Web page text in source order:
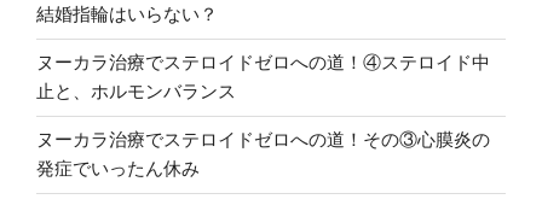
結婚指輪はいらない？
ヌーカラ治療でステロイドゼロへの道！④ステロイド中
止と、ホルモンバランス
ヌーカラ治療でステロイドゼロへの道！その③心膜炎の
発症でいったん休み